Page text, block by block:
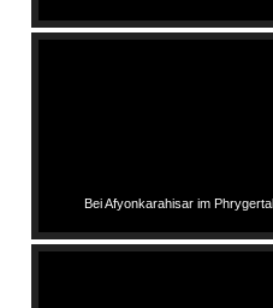
Bei Afyonkarahisar im Phrygertal